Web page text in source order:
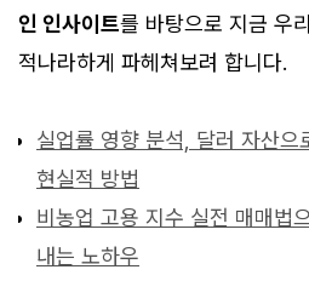
인 인사이트를 바탕으로 지금 우
적나라하게 파헤쳐보려 합니다.
실업률 영향 분석, 달러 자산으
현실적 방법
비농업 고용 지수 실전 매매법
내는 노하우